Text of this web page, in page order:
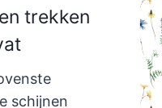
trekken
schijnen